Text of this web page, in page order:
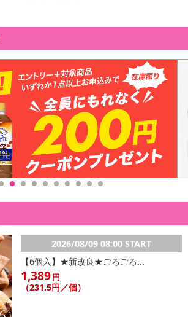
2026/08/09 08:00 START
【6個入】★新改良★ごろごろ...
1,389円
（231.5円／個）